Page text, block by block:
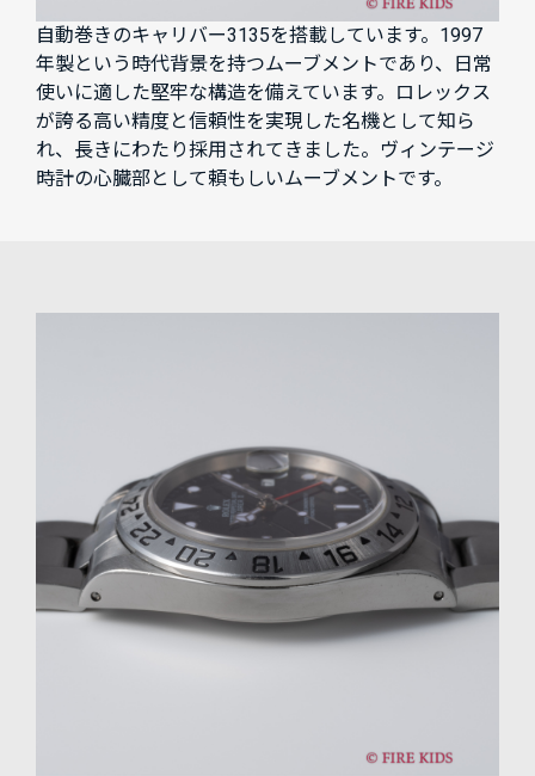
自動巻きのキャリバー3135を搭載しています。1997
年製という時代背景を持つムーブメントであり、日常
使いに適した堅牢な構造を備えています。ロレックス
が誇る高い精度と信頼性を実現した名機として知ら
れ、長きにわたり採用されてきました。ヴィンテージ
時計の心臓部として頼もしいムーブメントです。